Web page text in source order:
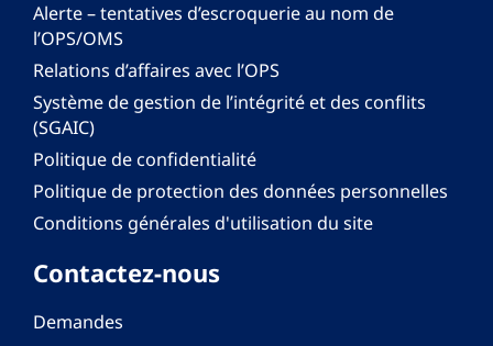
Alerte – tentatives d’escroquerie au nom de
l’OPS/OMS
Relations d’affaires avec l’OPS
Système de gestion de l’intégrité et des conflits
(SGAIC)
Politique de confidentialité
Politique de protection des données personnelles
Conditions générales d'utilisation du site
Contactez-nous
Demandes